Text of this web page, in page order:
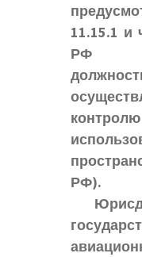
11.15.1 и
РФ
РФ).